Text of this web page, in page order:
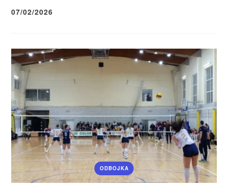
07/02/2026
ODBOJKA